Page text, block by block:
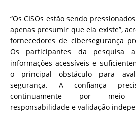
“Os CISOs estão sendo
apenas presumir que ela existe”,
fornecedores de cibersegurança
Os participantes da pesquisa
informações acessíveis e
o principal obstáculo para
segurança. A confiança
continuamente por meio
responsabilidade e validação